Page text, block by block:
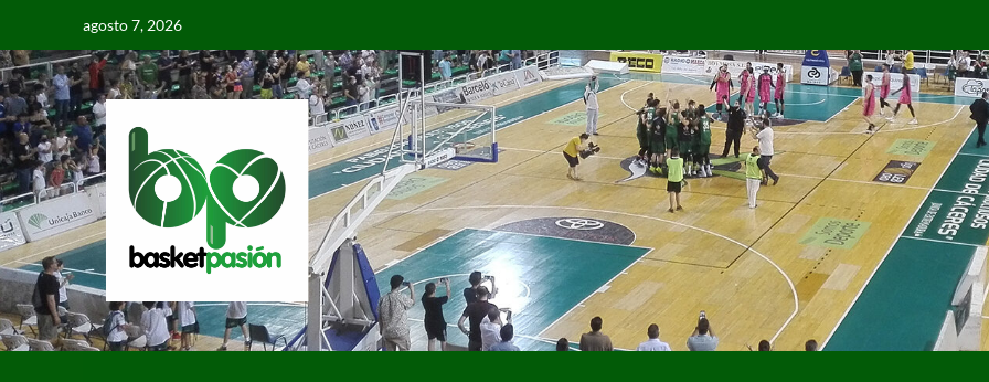
agosto 7, 2026